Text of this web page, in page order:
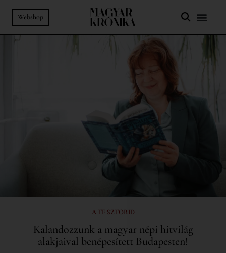
Webshop
A TE SZTORID
Kalandozzunk a magyar népi hitvilág
alakjaival benépesített Budapesten!